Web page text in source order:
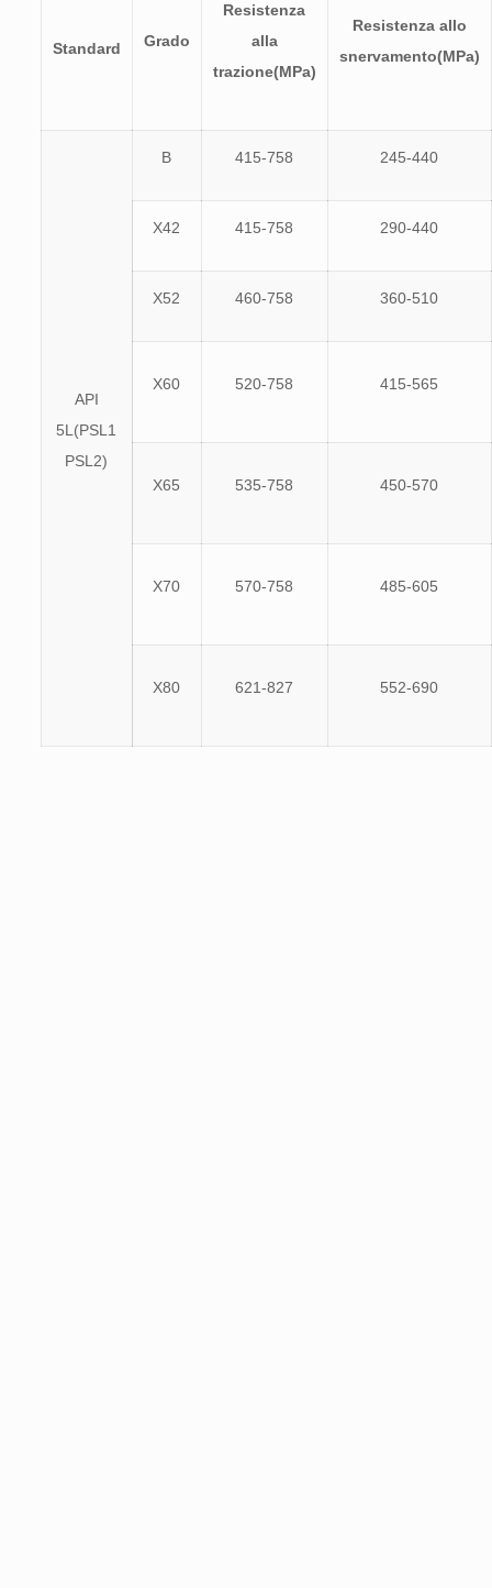
Standard Grado
Resistenza
alla
trazione(MPa)
Resistenza allo
snervamento(MPa)
API
5L(PSL1
PSL2)
B 415-758 245-440
X42 415-758 290-440
X52 460-758 360-510
X60 520-758 415-565
X65 535-758 450-570
X70 570-758 485-605
X80 621-827 552-690